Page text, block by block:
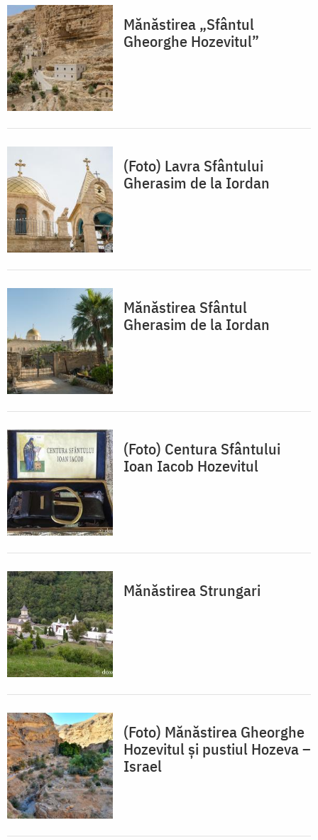
Mănăstirea „Sfântul
Gheorghe Hozevitul”
(Foto) Lavra Sfântului
Gherasim de la Iordan
Mănăstirea Sfântul
Gherasim de la Iordan
(Foto) Centura Sfântului
Ioan Iacob Hozevitul
Mănăstirea Strungari
(Foto) Mănăstirea Gheorghe
Hozevitul și pustiul Hozeva –
Israel